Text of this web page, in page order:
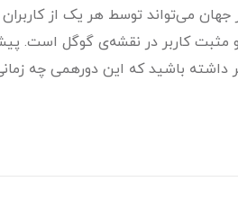
می‌تواند توسط هر یک از کاربران
و مثبت کاربر در نقشه‌ی گوگل است.
داشته باشید که این دورهمی چه